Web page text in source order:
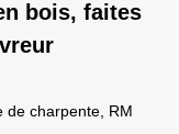
bois, faites
de charpente, RM